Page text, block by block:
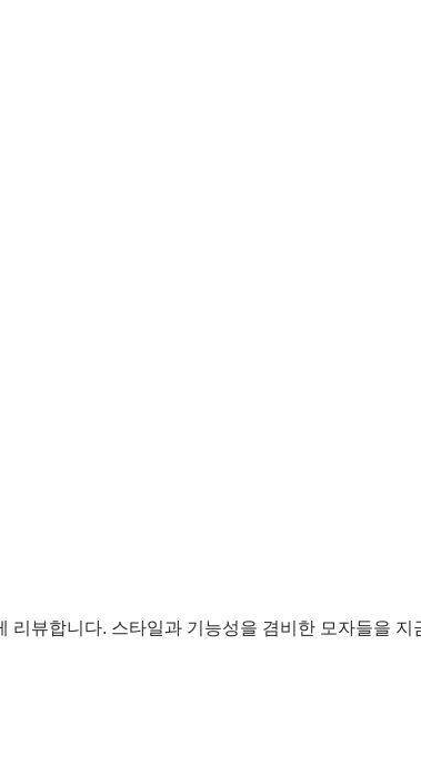
뷰합니다. 스타일과 기능성을 겸비한 모자들을 지